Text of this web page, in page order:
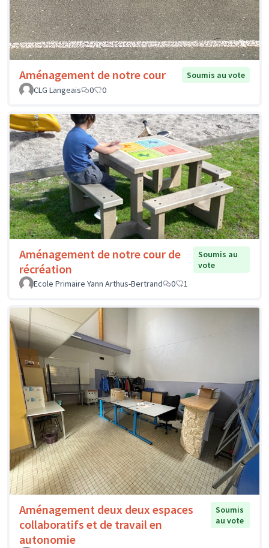
Aménagement de notre cour
Soumis au vote
CLG Langeais
0 0
Aménagement de notre cour de
récréation
Soumis au
vote
Ecole Primaire Yann Arthus-Bertrand
0 1
Aménagement deux deux espaces
collaboratifs et de travail en
autonomie
Soumis
au vote